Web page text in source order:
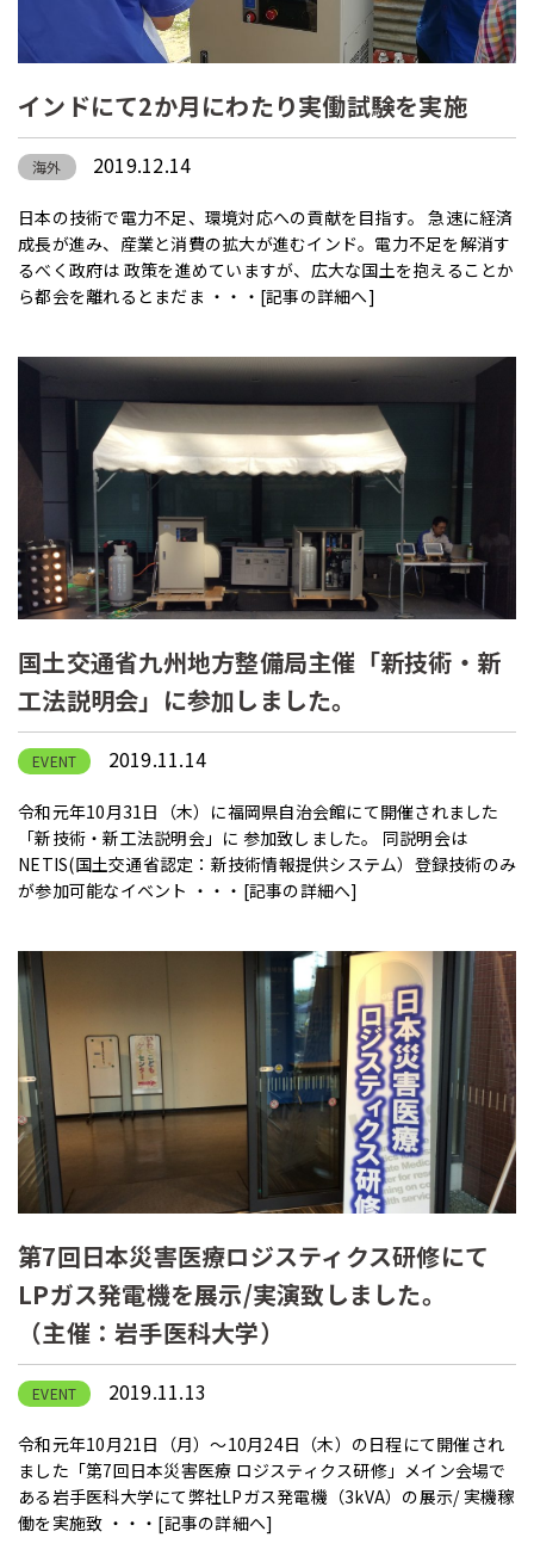
インドにて2か月にわたり実働試験を実施
海外 2019.12.14
日本の技術で電力不足、環境対応への貢献を目指す。 急速に経済
成長が進み、産業と消費の拡大が進むインド。電力不足を解消す
るべく政府は 政策を進めていますが、広大な国土を抱えることか
ら都会を離れるとまだま ・・・ [記事の詳細へ]
国土交通省九州地方整備局主催「新技術・新
工法説明会」に参加しました。
EVENT 2019.11.14
令和元年10月31日（木）に福岡県自治会館にて開催されました
「新技術・新工法説明会」に 参加致しました。 同説明会は
NETIS(国土交通省認定：新技術情報提供システム）登録技術のみ
が参加可能なイベント ・・・ [記事の詳細へ]
第7回日本災害医療ロジスティクス研修にて
LPガス発電機を展示/実演致しました。
（主催：岩手医科大学）
EVENT 2019.11.13
令和元年10月21日（月）～10月24日（木）の日程にて開催され
ました「第7回日本災害医療 ロジスティクス研修」メイン会場で
ある岩手医科大学にて弊社LPガス発電機（3kVA）の展示/ 実機稼
働を実施致 ・・・ [記事の詳細へ]